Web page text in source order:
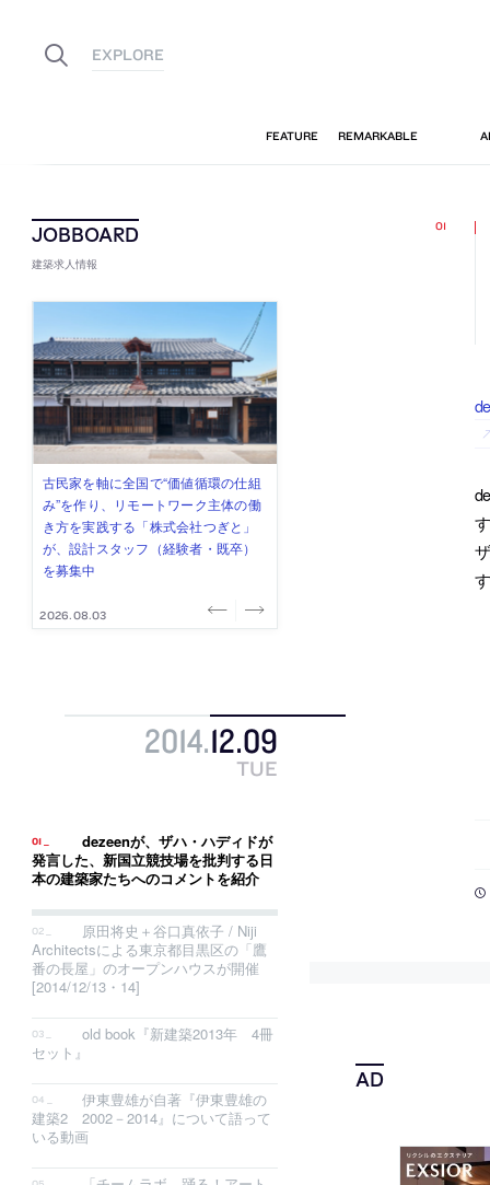
建築求人情報
佐々木慧が主宰する「axonometric株
式会社」が、設計スタッフ（経験
者・既卒・2027年新卒）を募集中
2026.08.07
古民家を軸に全国で“価値循環の仕組
み”を作り、リモートワーク主体の働
き方を実践する「株式会社つぎと」
が、設計スタッフ（経験者・既卒）
を募集中
2026.08.03
リノベる株式会社が、設計パートナ
ー (業務委託) を募集中
2026.08.03
社会への影響力のある建築を手掛
け、スタッフ同士で助け合う環境づ
くりも行う「E.A.S.T.architects」
が、設計スタッフ（経験者・既卒・
2027年新卒）を募集中
2026.07.31
代官山を拠点に活動する「梅澤竜也 /
ALA INC.」が、設計スタッフ・アル
バイト・事務職を募集中
2026.07.30
2014.12.09
TUE
dezeenが、ザハ・ハディドが
発言した、新国立競技場を批判する日
本の建築家たちへのコメントを紹介
原田将史＋谷口真依子 / Niji
Architectsによる東京都目黒区の「鷹
番の長屋」のオープンハウスが開催
[2014/12/13・14]
old book『新建築2013年 4冊
セット』
伊東豊雄が自著『伊東豊雄の
建築2 2002－2014』について語って
いる動画